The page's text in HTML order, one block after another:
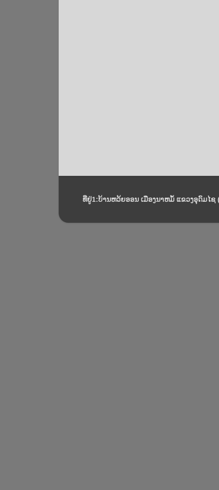
ທີ່ຢູ່1:ບ້ານຫວ້ຍອອນ ເມືອງນາຫມໍ້ ແຂວງອຸດົມໄຊ